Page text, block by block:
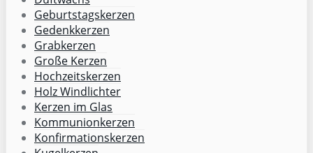
Geburtstagskerzen
Gedenkkerzen
Grabkerzen
Große Kerzen
Hochzeitskerzen
Holz Windlichter
Kerzen im Glas
Kommunionkerzen
Konfirmationskerzen